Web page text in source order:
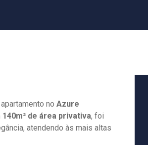
no Azure
140m² de área privativa, foi
atendendo às mais altas